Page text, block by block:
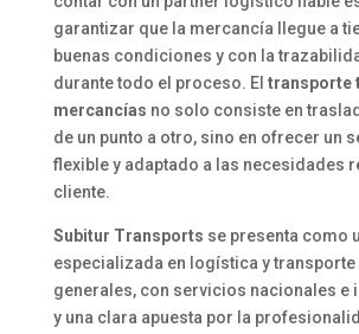
garantizar que la mercancía llegue a
buenas condiciones y con la
durante todo el proceso. El transporte
mercancías no solo consiste en
de un punto a otro, sino en ofrecer un
flexible y adaptado a las necesidades
cliente.
Subitur Transports se presenta como
especializada en logística y
generales, con servicios nacionales e
y una clara apuesta por la